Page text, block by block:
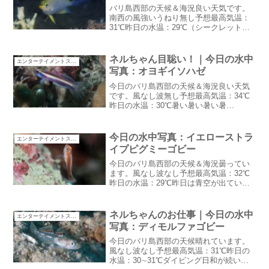
バリ島西部の天候＆海況良い天気です。
南西の風強いうねり無し予想最高気温：
31℃昨日の水温：29℃（シークレットベ
ちゃんに負けた前回のブログで恩ちゃん
が体調不良で病...
ネルちゃん目聡い！｜今日の水中
写真：オヨギイソハゼ
今日のバリ島西部の天候＆海況良い天気
です。風なし波無し予想最高気温：34℃
昨日の水温：30℃暑い暑い暑い暑
す。雨が降ってほしい・・・ネルちゃん
目聡い！新しいゲスト様が...
今日の水中写真：イエローストラ
イプピグミーゴビー
今日のバリ島西部の天候＆海況曇ってい
ます。風なし波なし予想最高気温：32℃
昨日の水温：29℃昨日は青空が出ていま
不良最近ネルちゃんが体調不良ちょっと
前まで頭に怪我をしてい...
エンターテイメントスタッフ
ネルちゃんのお仕事｜今日の水中
写真：ディモルファゴビー
今日のバリ島西部の天候晴れています。
風なし波なし予想最高気温：31℃昨日の
水温：30∼31℃ダイビング日和が続いて